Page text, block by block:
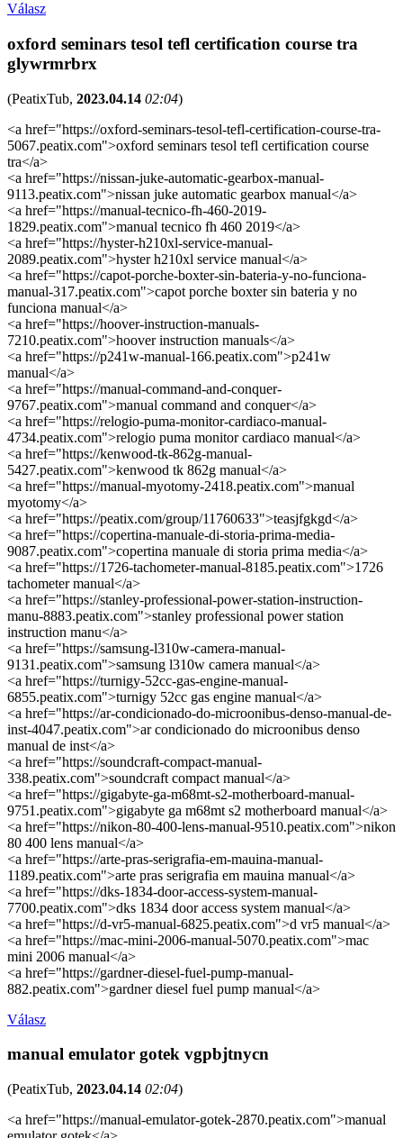
Válasz
oxford seminars tesol tefl certification course tra
glywrmrbrx
(PeatixTub, 2023.04.14 02:04)
<a href="https://oxford-seminars-tesol-tefl-certification-course-tra-
5067.peatix.com">oxford seminars tesol tefl certification course
tra</a>
<a href="https://nissan-juke-automatic-gearbox-manual-
9113.peatix.com">nissan juke automatic gearbox manual</a>
<a href="https://manual-tecnico-fh-460-2019-
1829.peatix.com">manual tecnico fh 460 2019</a>
<a href="https://hyster-h210xl-service-manual-
2089.peatix.com">hyster h210xl service manual</a>
<a href="https://capot-porche-boxter-sin-bateria-y-no-funciona-
manual-317.peatix.com">capot porche boxter sin bateria y no
funciona manual</a>
<a href="https://hoover-instruction-manuals-
7210.peatix.com">hoover instruction manuals</a>
<a href="https://p241w-manual-166.peatix.com">p241w
manual</a>
<a href="https://manual-command-and-conquer-
9767.peatix.com">manual command and conquer</a>
<a href="https://relogio-puma-monitor-cardiaco-manual-
4734.peatix.com">relogio puma monitor cardiaco manual</a>
<a href="https://kenwood-tk-862g-manual-
5427.peatix.com">kenwood tk 862g manual</a>
<a href="https://manual-myotomy-2418.peatix.com">manual
myotomy</a>
<a href="https://peatix.com/group/11760633">teasjfgkgd</a>
<a href="https://copertina-manuale-di-storia-prima-media-
9087.peatix.com">copertina manuale di storia prima media</a>
<a href="https://1726-tachometer-manual-8185.peatix.com">1726
tachometer manual</a>
<a href="https://stanley-professional-power-station-instruction-
manu-8883.peatix.com">stanley professional power station
instruction manu</a>
<a href="https://samsung-l310w-camera-manual-
9131.peatix.com">samsung l310w camera manual</a>
<a href="https://turnigy-52cc-gas-engine-manual-
6855.peatix.com">turnigy 52cc gas engine manual</a>
<a href="https://ar-condicionado-do-microonibus-denso-manual-de-
inst-4047.peatix.com">ar condicionado do microonibus denso
manual de inst</a>
<a href="https://soundcraft-compact-manual-
338.peatix.com">soundcraft compact manual</a>
<a href="https://gigabyte-ga-m68mt-s2-motherboard-manual-
9751.peatix.com">gigabyte ga m68mt s2 motherboard manual</a>
<a href="https://nikon-80-400-lens-manual-9510.peatix.com">nikon
80 400 lens manual</a>
<a href="https://arte-pras-serigrafia-em-mauina-manual-
1189.peatix.com">arte pras serigrafia em mauina manual</a>
<a href="https://dks-1834-door-access-system-manual-
7700.peatix.com">dks 1834 door access system manual</a>
<a href="https://d-vr5-manual-6825.peatix.com">d vr5 manual</a>
<a href="https://mac-mini-2006-manual-5070.peatix.com">mac
mini 2006 manual</a>
<a href="https://gardner-diesel-fuel-pump-manual-
882.peatix.com">gardner diesel fuel pump manual</a>
Válasz
manual emulator gotek vgpbjtnycn
(PeatixTub, 2023.04.14 02:04)
<a href="https://manual-emulator-gotek-2870.peatix.com">manual